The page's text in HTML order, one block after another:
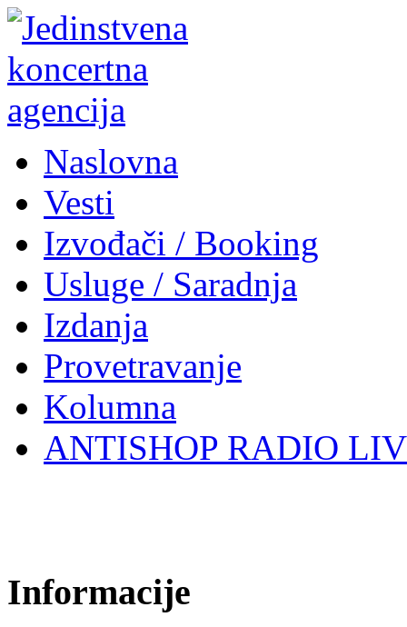
Naslovna
Vesti
Izvođači / Booking
Usluge / Saradnja
Izdanja
Provetravanje
Kolumna
ANTISHOP RADIO
Informacije